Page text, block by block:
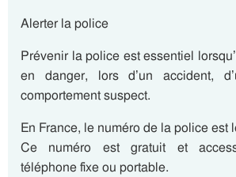
Alerter la police
Prévenir la police est essentiel
en danger, lors d’un accident,
comportement suspect.
En France, le numéro de la police est
Ce numéro est gratuit et
téléphone fixe ou portable.